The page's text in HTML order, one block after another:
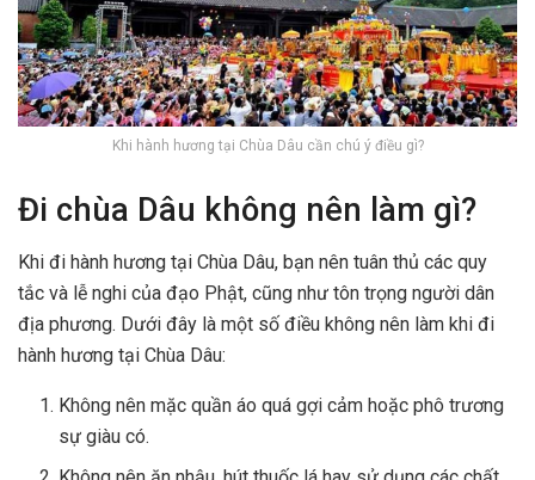
Khi hành hương tại Chùa Dâu cần chú ý điều gì?
Đi chùa Dâu không nên làm gì?
Khi đi hành hương tại Chùa Dâu, bạn nên tuân thủ các quy
tắc và lễ nghi của đạo Phật, cũng như tôn trọng người dân
địa phương. Dưới đây là một số điều không nên làm khi đi
hành hương tại Chùa Dâu:
Không nên mặc quần áo quá gợi cảm hoặc phô trương
sự giàu có.